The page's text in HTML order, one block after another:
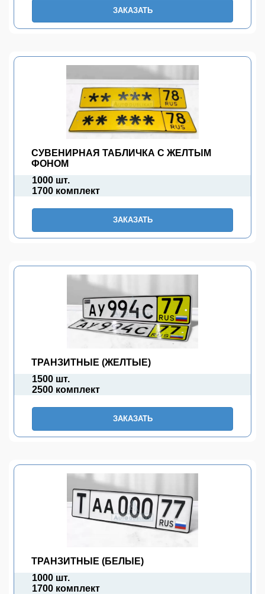
ЗАКАЗАТЬ
СУВЕНИРНАЯ ТАБЛИЧКА С ЖЕЛТЫМ
ФОНОМ
1000 шт.
1700 комплект
ЗАКАЗАТЬ
ТРАНЗИТНЫЕ (ЖЕЛТЫЕ)
1500 шт.
2500 комплект
ЗАКАЗАТЬ
ТРАНЗИТНЫЕ (БЕЛЫЕ)
1000 шт.
1700 комплект